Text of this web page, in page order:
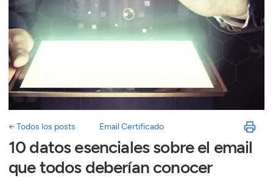
← Todos los posts Email Certificado
10 datos esenciales sobre el email
que todos deberían conocer